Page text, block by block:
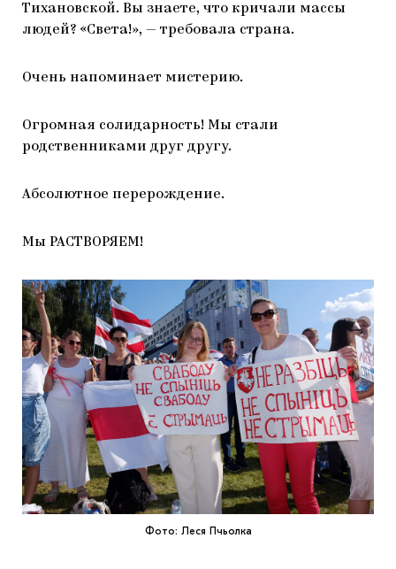
Тихановской. Вы знаете, что кричали массы
людей? «Света!», — требовала страна.
Очень напоминает мистерию.
Огромная солидарность! Мы стали
родственниками друг другу.
Абсолютное перерождение.
Мы РАСТВОРЯЕМ!
Фото: Леся Пчьолка